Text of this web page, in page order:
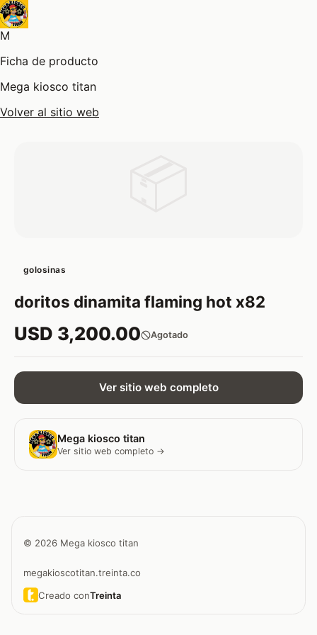
M
Ficha de producto
Mega kiosco titan
Volver al sitio web
golosinas
doritos dinamita flaming hot x82
USD 3,200.00 Agotado
Ver sitio web completo
Mega kiosco titan
Ver sitio web completo →
© 2026 Mega kiosco titan
megakioscotitan.treinta.co
Creado conTreinta